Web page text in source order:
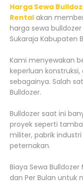
Harga Sewa
Rental akan
harga sewa
Sukaraja Kabupaten
Kami menyewakan
keperluan
sebagainya. Salah
Bulldozer.
Bulldozer saat ini
proyek seperti
militer, pabrik
peternakan.
Biaya Sewa Bulldozer
dan Per Bulan untuk